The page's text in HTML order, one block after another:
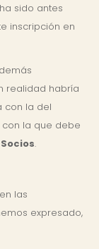
sido antes
inscripción en
realidad habría
con la del
la que debe
.
las
expresado,